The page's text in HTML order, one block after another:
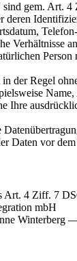
sind gem. Art.
deren
Verhältnisse
der Regel
Ihre
Daten vor
4 Ziff. 7
mbH
Winterberg